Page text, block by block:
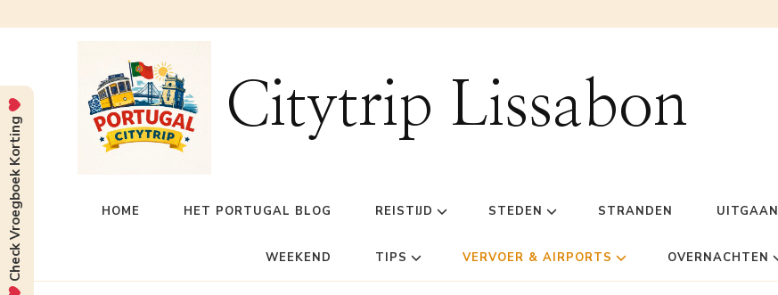
Citytrip Lissabon
HOME HET PORTUGAL BLOG REISTIJD STEDEN STRANDEN UITGAAN
WEEKEND TIPS VERVOER & AIRPORTS OVERNACHTEN
Check Vroegboek Korting